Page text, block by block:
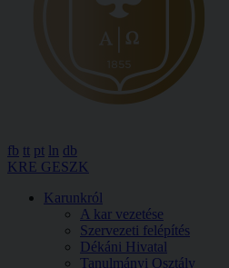
fb tt pt ln db
KRE GESZK
Karunkról
A kar vezetése
Szervezeti felépítés
Dékáni Hivatal
Tanulmányi Osztály